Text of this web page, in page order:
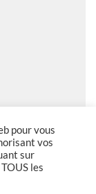
pour vous
vos
sur
les